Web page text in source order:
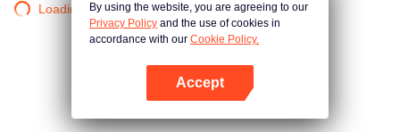
Loading…By using the website, you are agreeing to our
Privacy Policy and the use of cookies in
accordance with our Cookie Policy.
Accept